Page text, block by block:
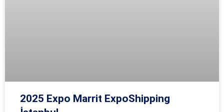
2025 Expo Marrit ExpoShipping